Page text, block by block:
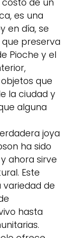
es una
en día, se
preserva
Pioche y el
que
la ciudad y
alguna
joya
ha sido
ahora sirve
Este
de
hasta